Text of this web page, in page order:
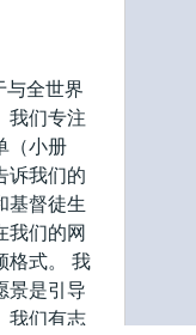
与全世界
我们专注
（小册
诉我们的
基督徒生
我们的网
格式。 我
景是引导
我们有志